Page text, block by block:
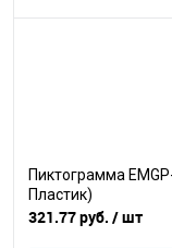
Пиктограмма
Пластик)
321.77 руб. / шт